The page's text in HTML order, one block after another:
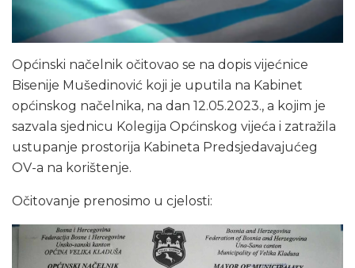
Općinski načelnik očitovao se na dopis vijećnice
Bisenije Mušedinović koji je uputila na Kabinet
općinskog načelnika, na dan 12.05.2023., a kojim je
sazvala sjednicu Kolegija Općinskog vijeća i zatražila
ustupanje prostorija Kabineta Predsjedavajućeg
OV-a na korištenje.
Očitovanje prenosimo u cjelosti: